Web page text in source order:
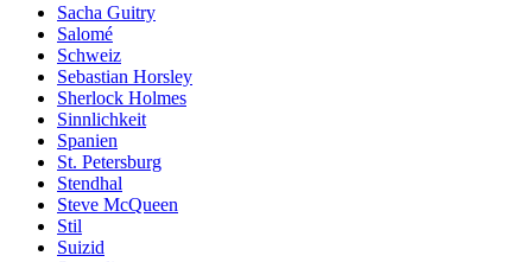
Sacha Guitry
Salomé
Schweiz
Sebastian Horsley
Sherlock Holmes
Sinnlichkeit
Spanien
St. Petersburg
Stendhal
Steve McQueen
Stil
Suizid